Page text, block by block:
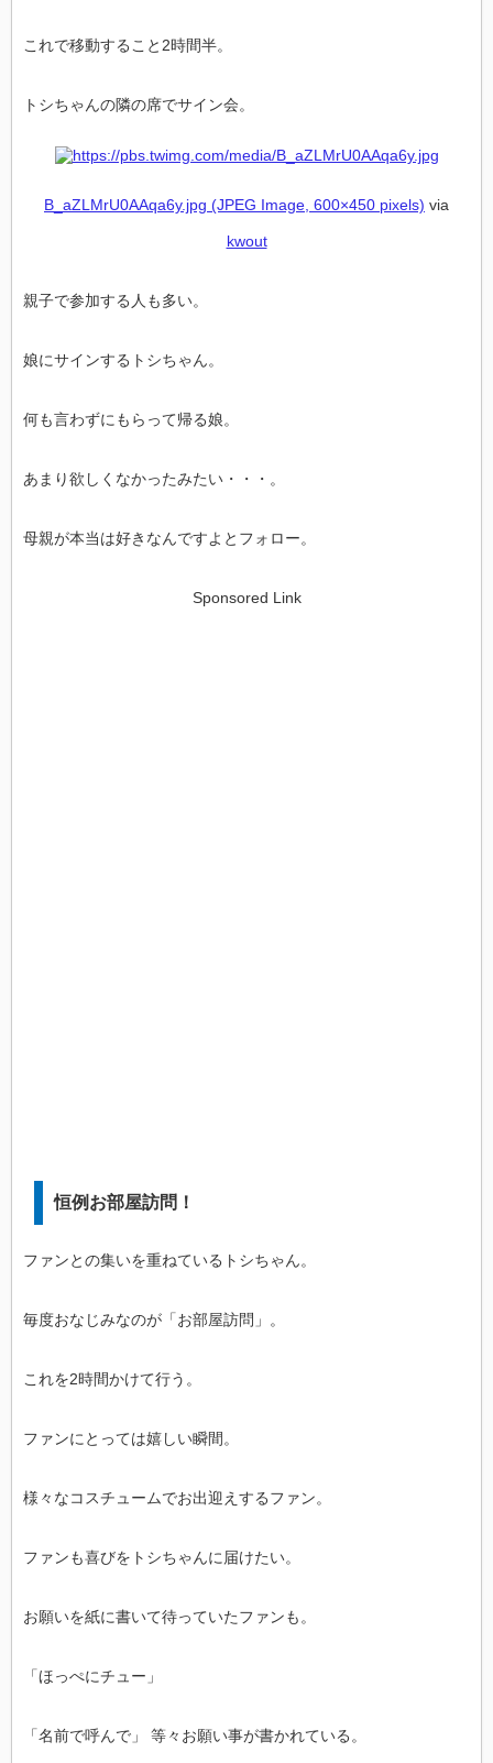
これで移動すること2時間半。
トシちゃんの隣の席でサイン会。
B_aZLMrU0AAqa6y.jpg (JPEG Image, 600×450 pixels) via
kwout
親子で参加する人も多い。
娘にサインするトシちゃん。
何も言わずにもらって帰る娘。
あまり欲しくなかったみたい・・・。
母親が本当は好きなんですよとフォロー。
Sponsored Link
恒例お部屋訪問！
ファンとの集いを重ねているトシちゃん。
毎度おなじみなのが「お部屋訪問」。
これを2時間かけて行う。
ファンにとっては嬉しい瞬間。
様々なコスチュームでお出迎えするファン。
ファンも喜びをトシちゃんに届けたい。
お願いを紙に書いて待っていたファンも。
「ほっぺにチュー」
「名前で呼んで」 等々お願い事が書かれている。